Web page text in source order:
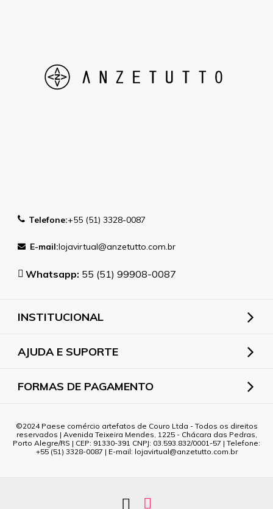
Telefone:+55 (51) 3328-0087
E-mail:lojavirtual@anzetutto.com.br
Whatsapp: 55 (51) 99908-0087
INSTITUCIONAL
AJUDA E SUPORTE
FORMAS DE PAGAMENTO
2024 Paese comércio artefatos de Couro Ltda - Todos os direitos
reservados | Avenida Teixeira Mendes, 1225 - Chácara das Pedras,
Porto Alegre/RS | CEP: 91330-391 CNPJ: 03.593.832/0001-57 | Telefone:
+55 (51) 3328-0087 | E-mail: lojavirtual@anzetutto.com.br